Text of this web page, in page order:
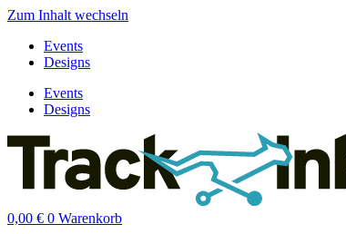
Zum Inhalt wechseln
Events
Designs
Events
Designs
0,00 € 0 Warenkorb